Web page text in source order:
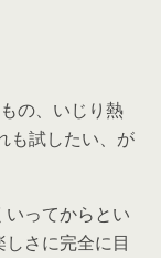
の、いじり熱
も試したい、が
ってからとい
さに完全に目